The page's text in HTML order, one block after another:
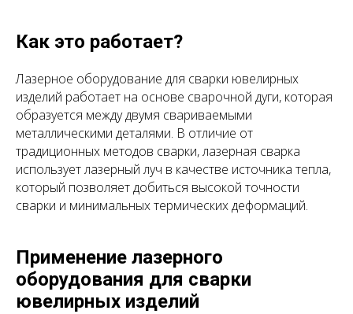
Как это работает?
Лазерное оборудование для сварки ювелирных
изделий работает на основе сварочной дуги, которая
образуется между двумя свариваемыми
металлическими деталями. В отличие от
традиционных методов сварки, лазерная сварка
использует лазерный луч в качестве источника тепла,
который позволяет добиться высокой точности
сварки и минимальных термических деформаций.
Применение лазерного
оборудования для сварки
ювелирных изделий